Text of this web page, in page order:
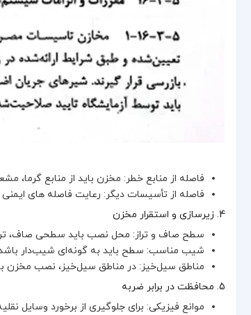
فاصله از منابع خطر: مخزن باید از منابع گرما،
فاصله از تأسیسات دیگر: رعایت فاصله‌ های
4. زیرسازی و استقرار مخزن
سطح صاف و تراز: محل نصب باید سطحی صاف،
شیب مناسب: سطح باید به گونه‌ای شیب‌دار
مناطق سیل‌خیز: در مناطق سیل‌خیز، نصب مخزن
5. محافظت در برابر ضربه
موانع فیزیکی: برای جلوگیری از برخورد وسایل